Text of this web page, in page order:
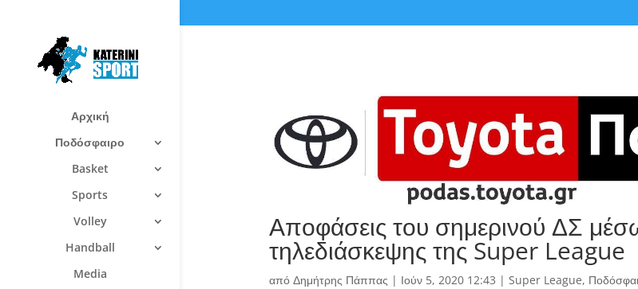
Αρχική
Ποδόσφαιρο
Basket
Sports
Volley
Handball
Media
Αποφάσεις του σημερινού ΔΣ
τηλεδιάσκεψης της Super League
από Δημήτρης Πάππας | Ιούν 5, 2020 12:43 | Super League,